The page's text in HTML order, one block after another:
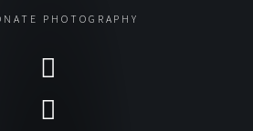
PHOTOGRAPHY